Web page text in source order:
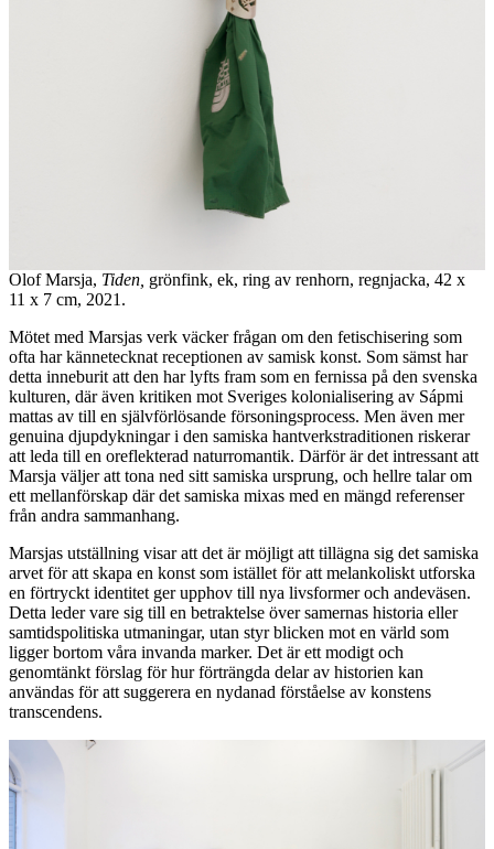
Olof Marsja, Tiden, grönfink, ek, ring av renhorn, regnjacka, 42 x
11 x 7 cm, 2021.
Mötet med Marsjas verk väcker frågan om den fetischisering som
ofta har kännetecknat receptionen av samisk konst. Som sämst har
detta inneburit att den har lyfts fram som en fernissa på den svenska
kulturen, där även kritiken mot Sveriges kolonialisering av Sápmi
mattas av till en självförlösande försoningsprocess. Men även mer
genuina djupdykningar i den samiska hantverkstraditionen riskerar
att leda till en oreflekterad naturromantik. Därför är det intressant att
Marsja väljer att tona ned sitt samiska ursprung, och hellre talar om
ett mellanförskap där det samiska mixas med en mängd referenser
från andra sammanhang.
Marsjas utställning visar att det är möjligt att tillägna sig det samiska
arvet för att skapa en konst som istället för att melankoliskt utforska
en förtryckt identitet ger upphov till nya livsformer och andeväsen.
Detta leder vare sig till en betraktelse över samernas historia eller
samtidspolitiska utmaningar, utan styr blicken mot en värld som
ligger bortom våra invanda marker. Det är ett modigt och
genomtänkt förslag för hur förträngda delar av historien kan
användas för att suggerera en nydanad förståelse av konstens
transcendens.